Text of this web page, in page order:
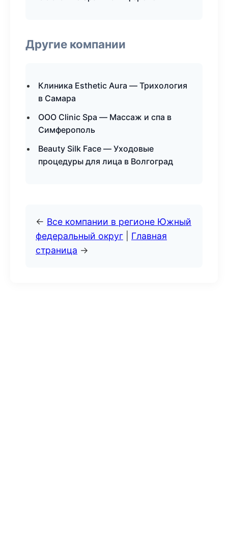
Другие компании
Клиника Esthetic Aura — Трихология
в Самара
ООО Clinic Spa — Массаж и спа в
Симферополь
Beauty Silk Face — Уходовые
процедуры для лица в Волгоград
← Все компании в регионе Южный
федеральный округ
Главная
страница →